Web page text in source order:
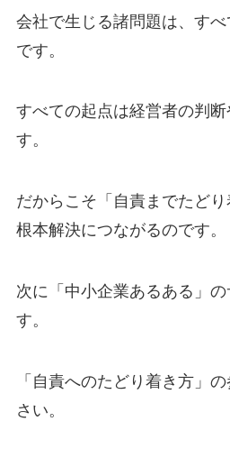
会社で生じる諸問題は、す
です。
すべての起点は経営者の判
す。
だからこそ「自責までたど
根本解決につながるのです。
次に「中小企業あるある」
す。
「自責へのたどり着き方」
さい。